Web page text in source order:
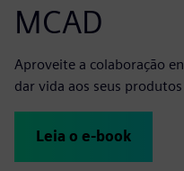
MCAD
Aproveite a colaboração
dar vida aos seus
Leia o e-book